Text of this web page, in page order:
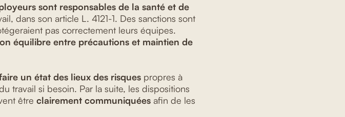
sont responsables de la santé et de
dans son article L. 4121-1. Des sanctions sont
pas correctement leurs équipes.
équilibre entre précautions et maintien de
un état des lieux des risques propres à
travail si besoin. Par la suite, les dispositions
être clairement communiquées afin de les